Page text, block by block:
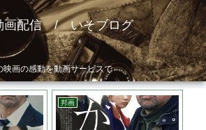
画配信 / いそブログ
映画の感動を動画サービスで
邦画